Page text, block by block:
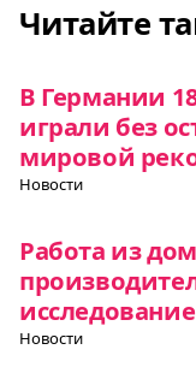
Читайте
В Германии
играли без
мировой
Новости
Работа из
Новости